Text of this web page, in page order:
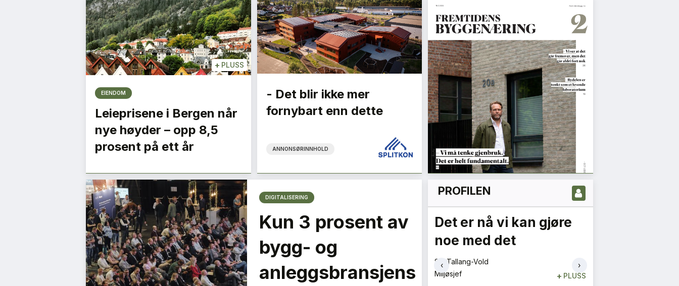
+ PLUSS
EIENDOM
Leieprisene i Bergen når
nye høyder – opp 8,5
prosent på ett år
- Det blir ikke mer
fornybart enn dette
ANNONSØRINNHOLD
LES NYESTE UTGIVELSE
DIGITALISERING
Kun 3 prosent av
bygg- og
anleggsbransjens
PROFILEN
+PLUSS
Flygelederen som ble
best på bakken
Tore Tveit
Direktør
Vi må jobbe sammen
Espen Schulze
Leder
+ PLUSS
Det er nå vi kan gjøre
noe med det
Siv Tallang-Vold
Miljøsjef
‹ ›